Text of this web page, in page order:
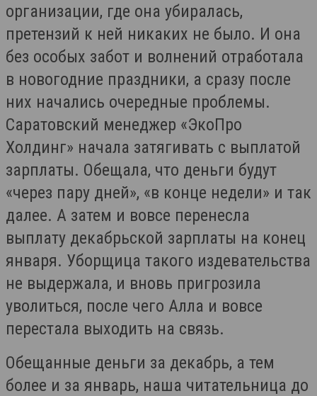
организации, где она убиралась,
претензий к ней никаких не было. И она
без особых забот и волнений отработала
в новогодние праздники, а сразу после
них начались очередные проблемы.
Саратовский менеджер «ЭкоПро
Холдинг» начала затягивать с выплатой
зарплаты. Обещала, что деньги будут
«через пару дней», «в конце недели» и так
далее. А затем и вовсе перенесла
выплату декабрьской зарплаты на конец
января. Уборщица такого издевательства
не выдержала, и вновь пригрозила
уволиться, после чего Алла и вовсе
перестала выходить на связь.
Обещанные деньги за декабрь, а тем
более и за январь, наша читательница до